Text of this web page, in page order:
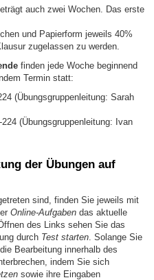
auch zwei Wochen. Das erste
und Papierform jeweils 40%
zugelassen zu werden.
finden jede Woche beginnend
Termin statt:
(Übungsgruppenleitung: Sarah
(Übungsgruppenleitung: Ivan
der Übungen auf
sind, finden Sie jeweils mit
Online-Aufgaben das aktuelle
des Links sehen Sie das
durch Test starten . Solange Sie
Bearbeitung innerhalb des
indem Sie sich
sowie ihre Eingaben